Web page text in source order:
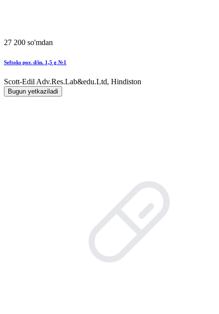
27 200 so'mdan
Seftoks por. d/in. 1,5 g №1
Scott-Edil Adv.Res.Lab&edu.Ltd, Hindiston
Bugun yetkaziladi